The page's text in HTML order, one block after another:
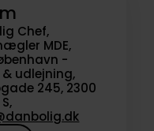
Chef,
MDE,
-
udlejning,
245, 2300